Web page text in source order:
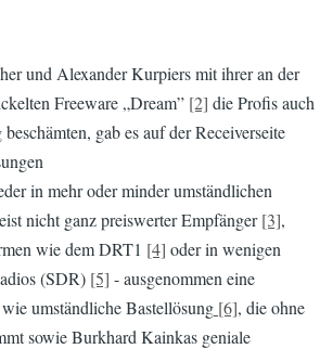
und Alexander Kurpiers mit ihrer an der
Freeware „Dream” [2] die Profis auch
gab es auf der Receiverseite
in mehr oder minder umständlichen
nicht ganz preiswerter Empfänger[3],
wie dem DRT1 [4] oder in wenigen
(SDR) [5] - ausgenommen eine
umständliche Bastellösung [6], die ohne
sowie Burkhard Kainkas geniale